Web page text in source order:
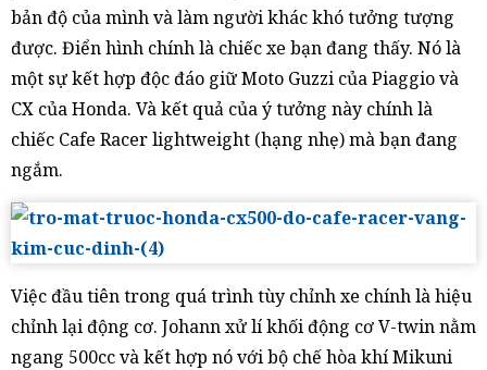
bản độ của mình và làm người khác khó tưởng tượng
được. Điển hình chính là chiếc xe bạn đang thấy. Nó là
một sự kết hợp độc đáo giữ Moto Guzzi của Piaggio và
CX của Honda. Và kết quả của ý tưởng này chính là
chiếc Cafe Racer lightweight (hạng nhẹ) mà bạn đang
ngắm.
Việc đầu tiên trong quá trình tùy chỉnh xe chính là hiệu
chỉnh lại động cơ. Johann xử lí khối động cơ V-twin nằm
ngang 500cc và kết hợp nó với bộ chế hòa khí Mikuni